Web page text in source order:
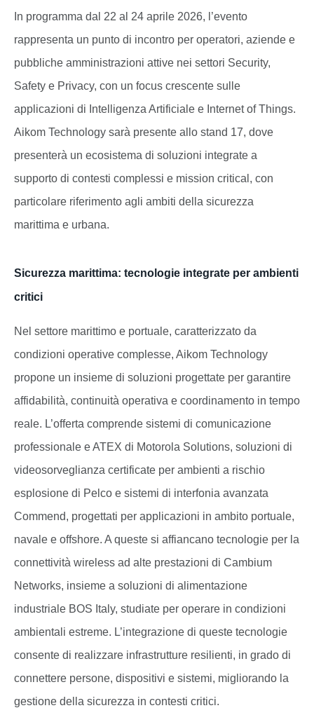
In programma dal 22 al 24 aprile 2026, l’evento
rappresenta un punto di incontro per operatori, aziende e
pubbliche amministrazioni attive nei settori Security,
Safety e Privacy, con un focus crescente sulle
applicazioni di Intelligenza Artificiale e Internet of Things.
Aikom Technology sarà presente allo stand 17, dove
presenterà un ecosistema di soluzioni integrate a
supporto di contesti complessi e mission critical, con
particolare riferimento agli ambiti della sicurezza
marittima e urbana.
Sicurezza marittima: tecnologie integrate per ambienti
critici
Nel settore marittimo e portuale, caratterizzato da
condizioni operative complesse, Aikom Technology
propone un insieme di soluzioni progettate per garantire
affidabilità, continuità operativa e coordinamento in tempo
reale. L’offerta comprende sistemi di comunicazione
professionale e ATEX di Motorola Solutions, soluzioni di
videosorveglianza certificate per ambienti a rischio
esplosione di Pelco e sistemi di interfonia avanzata
Commend, progettati per applicazioni in ambito portuale,
navale e offshore. A queste si affiancano tecnologie per la
connettività wireless ad alte prestazioni di Cambium
Networks, insieme a soluzioni di alimentazione
industriale BOS Italy, studiate per operare in condizioni
ambientali estreme. L’integrazione di queste tecnologie
consente di realizzare infrastrutture resilienti, in grado di
connettere persone, dispositivi e sistemi, migliorando la
gestione della sicurezza in contesti critici.